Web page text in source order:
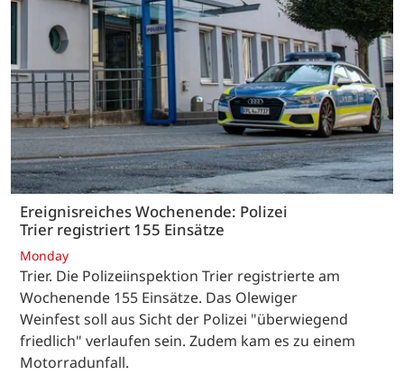
Ereignisreiches Wochenende: Polizei
Trier registriert 155 Einsätze
Monday
Trier. Die Polizeiinspektion Trier registrierte am
Wochenende 155 Einsätze. Das Olewiger
Weinfest soll aus Sicht der Polizei "überwiegend
friedlich" verlaufen sein. Zudem kam es zu einem
Motorradunfall.